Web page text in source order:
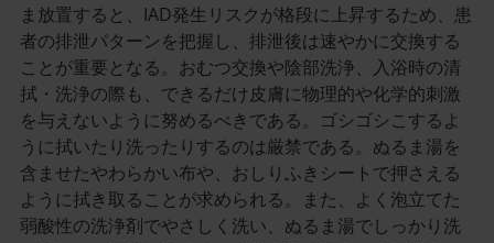
ま放置すると、IAD発生リスクが格段に上昇するため、患
者の排泄パターンを把握し、排泄後は速やかに交換する
ことが重要となる。おむつ交換や陰部洗浄、入浴時の清
拭・洗浄の際も、できるだけ皮膚に物理的や化学的刺激
を与えないように努めるべきである。ゴシゴシこするよ
うに拭いたり洗ったりするのは厳禁である。ぬるま湯を
含ませたやわらかい布や、おしりふきシートで押さえる
ように拭き取ることが求められる。また、よく泡立てた
弱酸性の洗浄剤でやさしく洗い、ぬるま湯でしっかり洗